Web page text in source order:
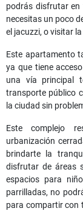
podrás disfrutar en
necesitas un poco
el jacuzzi, o visitar
Este apartamento
ya que tiene
una vía principal
transporte público
la ciudad sin
Este complejo
urbanización
brindarte la
disfrutar de áreas
espacios para
parrilladas, no
para compartir con